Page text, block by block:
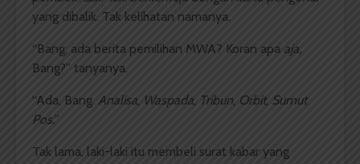
yang dibalik. Tak kelihatan namanya.
“Bang, ada berita pemilihan MWA? Koran apa aja,
Bang?” tanyanya.
“Ada, Bang. Analisa, Waspada, Tribun, Orbit, Sumut
Pos.”
Tak lama, laki-laki itu membeli surat kabar yang